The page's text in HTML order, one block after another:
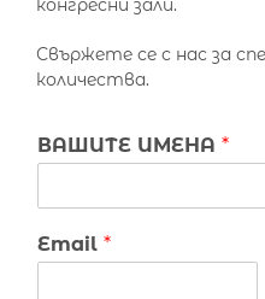
конгресни зали.
Свържете се с нас за
количества.
ВАШИТЕ ИМЕНА *
Email *